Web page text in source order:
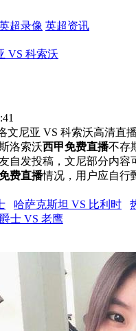
超录像 英超资讯
VS 科索沃
文尼亚 VS 科索沃高清直
洛索沃西甲免费直播不存
自发投稿，文尼部分内
费直播情况，用户应自行
哈萨克斯坦 VS 比利时
爵士 VS 老鹰